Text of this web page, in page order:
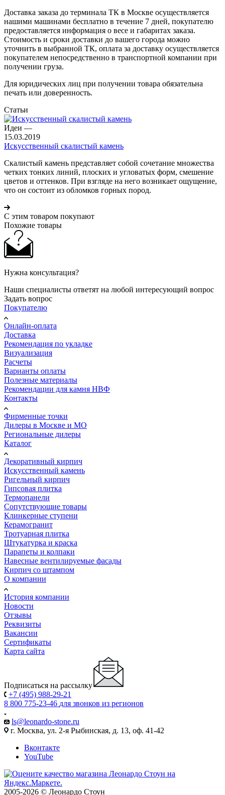
Доставка заказа до терминала ТК в Москве осуществляется
нашими машинами бесплатно в течение 7 дней, покупателю
предоставляется информация о весе и габаритах заказа.
Стоимость и сроки доставки до вашего города можно
уточнить в выбранной ТК, оплата за доставку осуществляется
покупателем непосредственно в транспортной компании при
получении груза.
Для юридических лиц при получении товара обязательна
печать или доверенность.
Статьи
Идеи —
15.03.2019
Искусственный скалистый камень
Скалистый камень представляет собой сочетание множества
четких тонких линий, плоских и угловатых форм, смешение
цветов и оттенков. При взгляде на него возникает ощущение,
что он состоит из обломков горных пород.
С этим товаром покупают
Похожие товары
Нужна консультация?
Наши специалисты ответят на любой интересующий вопрос
Задать вопрос
Покупателю
Онлайн-оплата
Доставка
Рекомендация по укладке
Визуализация
Расчеты
Варианты оплаты
Полезные материалы
Рекомендации для камня НВФ
Контакты
Фирменные точки
Дилеры в Москве и МО
Региональные дилеры
Каталог
Декоративный кирпич
Искусственный камень
Ригельный кирпич
Гипсовая плитка
Термопанели
Сопутствующие товары
Клинкерные ступени
Керамогранит
Тротуарная плитка
Штукатурка и краска
Парапеты и колпаки
Навесные вентилируемые фасады
Кирпич со штампом
О компании
История компании
Новости
Отзывы
Реквизиты
Вакансии
Сертификаты
Карта сайта
Подписаться на рассылку
+7 (495) 988-29-21
8 800 775-23-46 для звонков из регионов
ls@leonardo-stone.ru
г. Москва, ул. 2-я Рыбинская, д. 13, оф. 41-42
Вконтакте
YouTube
2005-2026 © Леонардо Стоун